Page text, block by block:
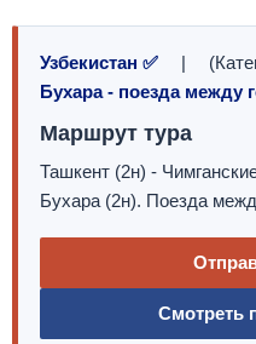
Узбекистан ✅ |
Бухара - поезда между
Маршрут тура
Ташкент (2н) -
Бухара (2н). Поезда
Смотреть